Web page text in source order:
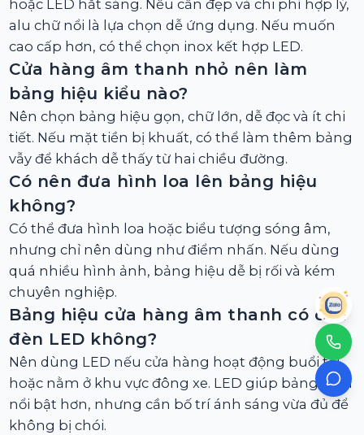
hoặc LED hắt sáng. Nếu cần đẹp và chi phí hợp lý,
alu chữ nổi là lựa chọn dễ ứng dụng. Nếu muốn
cao cấp hơn, có thể chọn inox kết hợp LED.
Cửa hàng âm thanh nhỏ nên làm
bảng hiệu kiểu nào?
Nên chọn bảng hiệu gọn, chữ lớn, dễ đọc và ít chi
tiết. Nếu mặt tiền bị khuất, có thể làm thêm bảng
vẫy để khách dễ thấy từ hai chiều đường.
Có nên đưa hình loa lên bảng hiệu
không?
Có thể đưa hình loa hoặc biểu tượng sóng âm,
nhưng chỉ nên dùng như điểm nhấn. Nếu dùng
quá nhiều hình ảnh, bảng hiệu dễ bị rối và kém
chuyên nghiệp.
Bảng hiệu cửa hàng âm thanh có cần
đèn LED không?
Nên dùng LED nếu cửa hàng hoạt động buổi tối
hoặc nằm ở khu vực đông xe. LED giúp bảng hiệu
nổi bật hơn, nhưng cần bố trí ánh sáng vừa đủ để
không bị chói.